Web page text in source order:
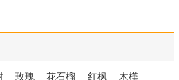
玫瑰 花石榴 红枫
木槿